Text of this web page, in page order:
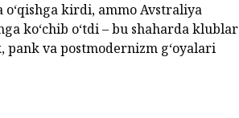
kirdi, ammo Avstraliya
ko‘chib o‘tdi – bu shaharda klublar
va postmodernizm g‘oyalari